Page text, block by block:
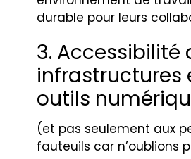
durable pour leurs
3. Accessibilité
infrastructures
outils
(et pas seulement aux
fauteuils car n’oublions